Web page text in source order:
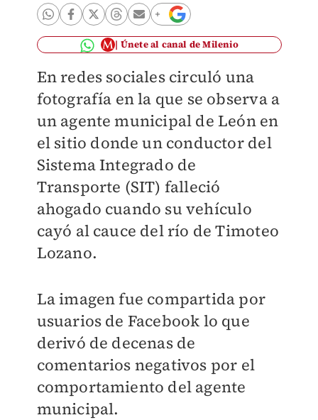
Únete al canal de Milenio
En redes sociales circuló una
fotografía en la que se observa a
un agente municipal de León en
el sitio donde un conductor del
Sistema Integrado de
Transporte (SIT) falleció
ahogado cuando su vehículo
cayó al cauce del río de Timoteo
Lozano.
La imagen fue compartida por
usuarios de Facebook lo que
derivó de decenas de
comentarios negativos por el
comportamiento del agente
municipal.